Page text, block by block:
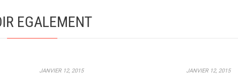
EGALEMENT
JANVIER 12, 2015 JANVIER 12, 2015